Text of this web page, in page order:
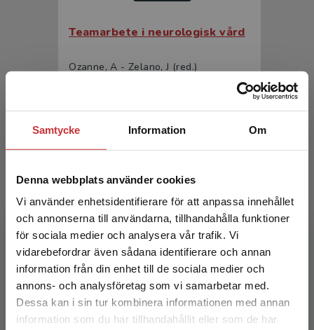
Samtycke Information Om
Denna webbplats använder cookies
Vi använder enhetsidentifierare för att anpassa innehållet
och annonserna till användarna, tillhandahålla funktioner
för sociala medier och analysera vår trafik. Vi
vidarebefordrar även sådana identifierare och annan
information från din enhet till de sociala medier och
annons- och analysföretag som vi samarbetar med.
Dessa kan i sin tur kombinera informationen med annan
information som du har tillhandahållit eller som de har
Begränsad fraktregion
Det verkar som att du besöker
Teamarbete i neurologisk vård
Ozanne, A - Zelano, J (red.)
Teamarbete i neurologisk vård
Ozanne, A - Zelano, J (red.)
554 krinkl. moms